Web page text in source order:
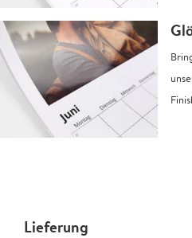
Lieferung